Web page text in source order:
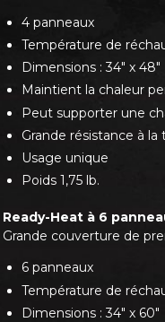
4 panneaux
Température de
Dimensions : 34" x 48"
Maintient la chaleur
Peut supporter une
Grande résistance à la
Usage unique
Poids 1,75 lb.
Ready-Heat à 6
Grande couverture de
6 panneaux
Température de
Dimensions : 34" x 60"